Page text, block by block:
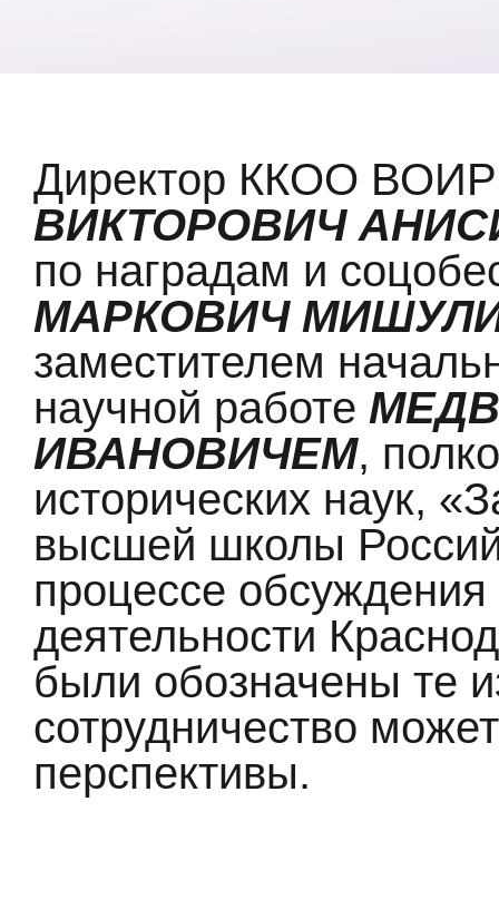
Директор ККОО
ВИКТОРОВИЧ
по наградам и
МАРКОВИЧ
заместителем
научной работе
ИВАНОВИЧЕМ,
исторических наук,
высшей школы
процессе
деятельности
были обозначены те
сотрудничество
перспективы.